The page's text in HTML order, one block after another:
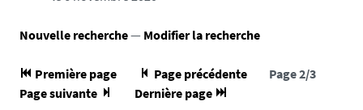
Nouvelle recherche— Modifier la recherche
Première page Page précédente
Page 2/3
Page suivante
Dernière page